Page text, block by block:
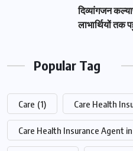
दिव्यांगजन
लाभार्थियों तक
Popular Tag
Care (1) Care Health
Care Health Insurance Agent